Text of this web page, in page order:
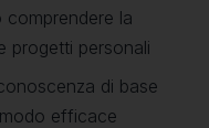
comprendere la
progetti personali
di base
efficace